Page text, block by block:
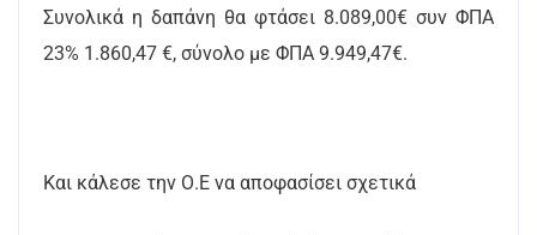
Συνολικά η δαπάνη θα φτάσει 8.089,00€ συν ΦΠΑ
23% 1.860,47 €, σύνολο με ΦΠΑ 9.949,47€.
Και κάλεσε την Ο.Ε να αποφασίσει σχετικά